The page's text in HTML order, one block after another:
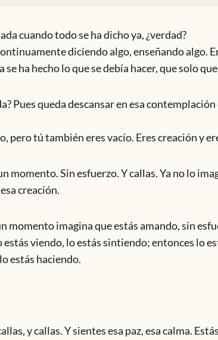
cuando todo se ha dicho ya, ¿verdad?
diciendo algo, enseñando algo.
se ha hecho lo que se debía hacer, que solo
Pues queda descansar en esa
pero tú también eres vacío. Eres creación y
momento. Sin esfuerzo. Y callas. Ya no lo
creación.
momento imagina que estás amando, sin
viendo, lo estás sintiendo; entonces lo
estás haciendo.
y callas. Y sientes esa paz, esa calma.